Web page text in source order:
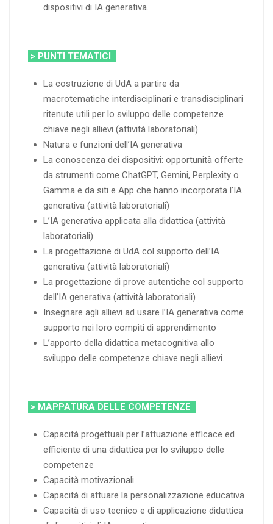
dispositivi di IA generativa.
> PUNTI TEMATICI
La costruzione di UdA a partire da
macrotematiche interdisciplinari e transdisciplinari
ritenute utili per lo sviluppo delle competenze
chiave negli allievi (attività laboratoriali)
Natura e funzioni dell’IA generativa
La conoscenza dei dispositivi: opportunità offerte
da strumenti come ChatGPT, Gemini, Perplexity o
Gamma e da siti e App che hanno incorporata l’IA
generativa (attività laboratoriali)
L’IA generativa applicata alla didattica (attività
laboratoriali)
La progettazione di UdA col supporto dell’IA
generativa (attività laboratoriali)
La progettazione di prove autentiche col supporto
dell’IA generativa (attività laboratoriali)
Insegnare agli allievi ad usare l’IA generativa come
supporto nei loro compiti di apprendimento
L’apporto della didattica metacognitiva allo
sviluppo delle competenze chiave negli allievi.
> MAPPATURA DELLE COMPETENZE
Capacità progettuali per l’attuazione efficace ed
efficiente di una didattica per lo sviluppo delle
competenze
Capacità motivazionali
Capacità di attuare la personalizzazione educativa
Capacità di uso tecnico e di applicazione didattica